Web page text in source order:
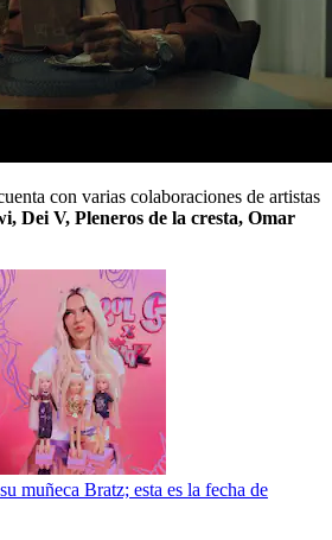
con varias colaboraciones de artistas
Dei V, Pleneros de la cresta, Omar
muñeca Bratz; esta es la fecha de